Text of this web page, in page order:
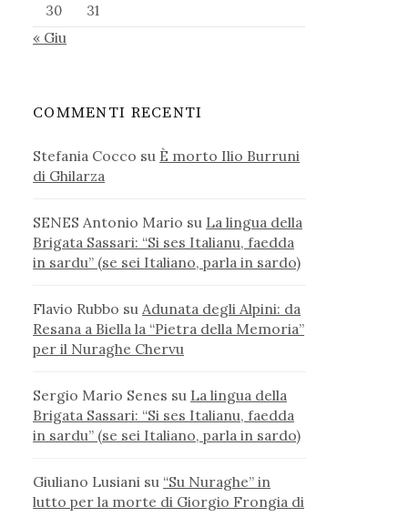
30
31
« Giu
COMMENTI RECENTI
Stefania Cocco su È morto Ilio Burruni
di Ghilarza
SENES Antonio Mario su La lingua della
Brigata Sassari: “Si ses Italianu, faedda
in sardu” (se sei Italiano, parla in sardo)
Flavio Rubbo su Adunata degli Alpini: da
Resana a Biella la “Pietra della Memoria”
per il Nuraghe Chervu
Sergio Mario Senes su La lingua della
Brigata Sassari: “Si ses Italianu, faedda
in sardu” (se sei Italiano, parla in sardo)
Giuliano Lusiani su “Su Nuraghe” in
lutto per la morte di Giorgio Frongia di